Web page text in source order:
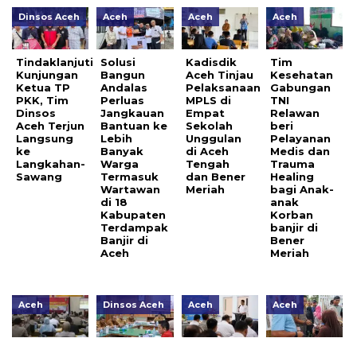
Dinsos Aceh
Tindaklanjuti
Kunjungan
Ketua TP
PKK, Tim
Dinsos
Aceh Terjun
Langsung
ke
Langkahan-
Sawang
Aceh
Solusi
Bangun
Andalas
Perluas
Jangkauan
Bantuan ke
Lebih
Banyak
Warga
Termasuk
Wartawan
di 18
Kabupaten
Terdampak
Banjir di
Aceh
Aceh
Kadisdik
Aceh Tinjau
Pelaksanaan
MPLS di
Empat
Sekolah
Unggulan
di Aceh
Tengah
dan Bener
Meriah
Aceh
Tim
Kesehatan
Gabungan
TNI
Relawan
beri
Pelayanan
Medis dan
Trauma
Healing
bagi Anak-
anak
Korban
banjir di
Bener
Meriah
Aceh Dinsos Aceh Aceh Aceh